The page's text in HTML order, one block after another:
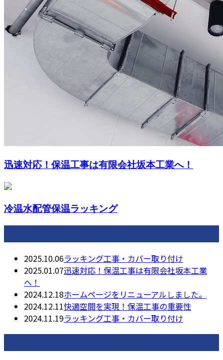
迅速対応！保温工事は有限会社坂本工業へ！
冷温水配管保温ラッキング
2025.10.06ラッキング工事・カバー取り付け
2025.01.07迅速対応！保温工事は有限会社坂本工業
へ！
2024.12.18ホームページをリニューアルしました。
2024.12.11快適空間を実現！保温工事の重要性
2024.11.19ラッキング工事・カバー取り付け